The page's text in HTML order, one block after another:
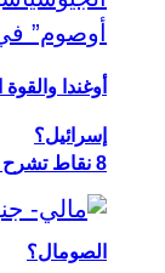
8 نقاط
الصومال؟
أوغندا
إسرائيل؟